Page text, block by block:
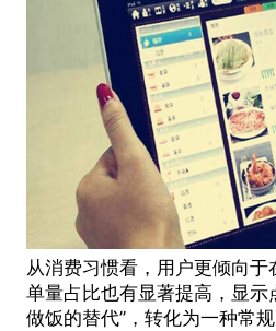
从消费习惯看，用户更倾向于
单量占比也有显著提高，显示
做饭的替代”，转化为一种常